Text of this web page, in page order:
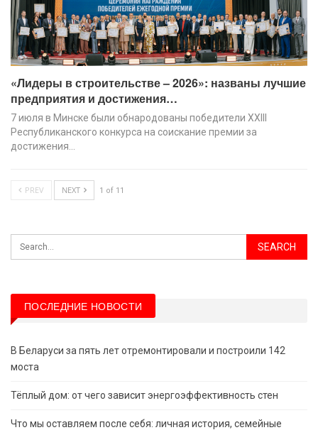
«Лидеры в строительстве – 2026»: названы лучшие
предприятия и достижения…
7 июля в Минске были обнародованы победители XХIII
Республиканского конкурса на соискание премии за
достижения…
PREV NEXT 1 of 11
ПОСЛЕДНИЕ НОВОСТИ
В Беларуси за пять лет отремонтировали и построили 142
моста
Тёплый дом: от чего зависит энергоэффективность стен
Что мы оставляем после себя: личная история, семейные